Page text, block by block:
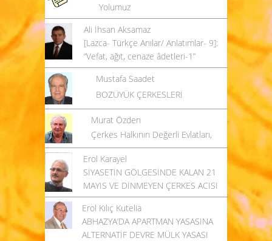
Yolumuz
Ali İhsan Aksamaz
[Lazca- Türkçe Anılar/ Anlatımlar- 9]:
“Vefat, ağıt, cenaze âdetleri-1”
Mustafa Saadet
BOZÜYÜK ÇERKESLERİ
Murat Özden
Çerkes Halkının Değerli Evlatları,
Erol Karayel
SİYASETİN GÖLGESİNDE KALAN 21
MAYIS VE DİNMEYEN ÇERKES ACISI
Erol Kılıç Kutelia
ABHAZYA’DA APARTMAN YASASINA
ALTERNATİF DEVRE MÜLK YASASI